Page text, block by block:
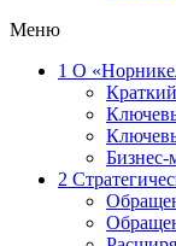
Меню
1 О
Бизнес-
2